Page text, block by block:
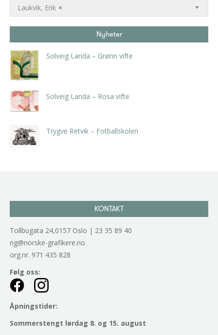
×
Laukvik, Erik
Nyheter
Solveig Landa – Grønn vifte
Solveig Landa – Rosa vifte
Trygve Retvik – Fotballskolen
KONTAKT
Tollbugata 24,0157 Oslo | 23 35 89 40
ng@norske-grafikere.no
org.nr. 971 435 828
Følg oss:
Åpningstider:
Sommerstengt lørdag 8. og 15. august